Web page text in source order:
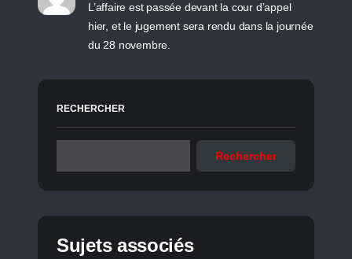
L’affaire est passée devant la cour d’appel
hier, et le jugement sera rendu dans la journée
du 28 novembre.
RECHERCHER
Rechercher
Sujets associés